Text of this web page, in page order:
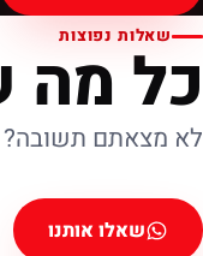
שאלות נפוצות
כל מה
לא מצאתם תשובה?
שאלו אותנו